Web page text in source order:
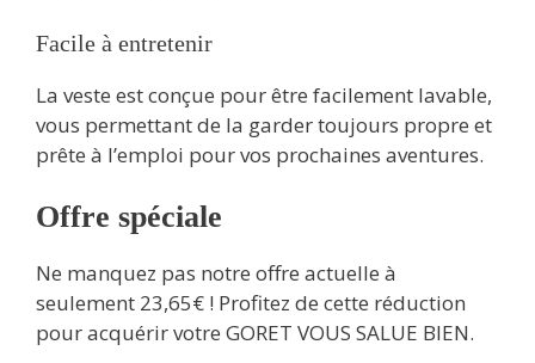
Facile à entretenir
La veste est conçue pour être facilement lavable,
vous permettant de la garder toujours propre et
prête à l’emploi pour vos prochaines aventures.
Offre spéciale
Ne manquez pas notre offre actuelle à
seulement 23,65€ ! Profitez de cette réduction
pour acquérir votre GORET VOUS SALUE BIEN.